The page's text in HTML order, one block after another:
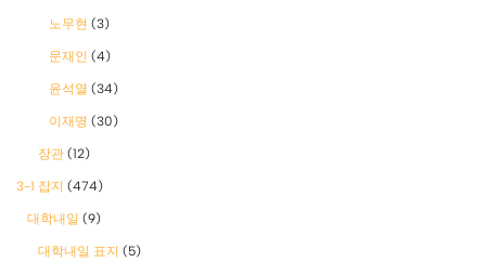
노무현 (3)
문재인 (4)
윤석열 (34)
이재명 (30)
장관 (12)
3-1 잡지 (474)
대학내일 (9)
대학내일 표지 (5)